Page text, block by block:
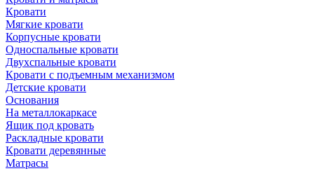
Кровати
Мягкие кровати
Корпусные кровати
Односпальные кровати
Двухспальные кровати
Кровати с подъемным механизмом
Детские кровати
Основания
На металлокаркасе
Ящик под кровать
Раскладные кровати
Кровати деревянные
Матрасы